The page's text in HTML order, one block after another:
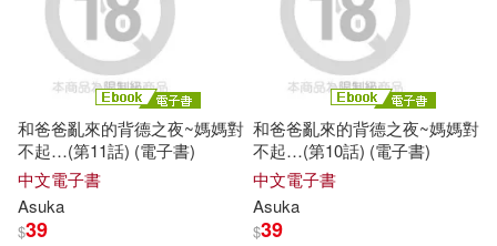
和爸爸亂來的背德之夜~媽媽對
不起…(第11話) (電子書)
中文電子書
Asuka
$39
和爸爸亂來的背德之夜~媽媽對
不起…(第10話) (電子書)
中文電子書
Asuka
$39